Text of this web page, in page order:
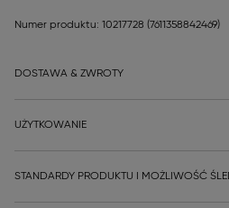
Numer produktu: 10217728 (7611358842469)
DOSTAWA & ZWROTY
UŻYTKOWANIE
STANDARDY PRODUKTU I MOŻLIWOŚĆ